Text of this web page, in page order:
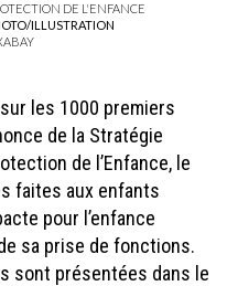
DE L'ENFANCE
ILLUSTRATION
les 1000 premiers
de la Stratégie
de l’Enfance, le
faites aux enfants
pour l’enfance
sa prise de fonctions.
sont présentées dans le